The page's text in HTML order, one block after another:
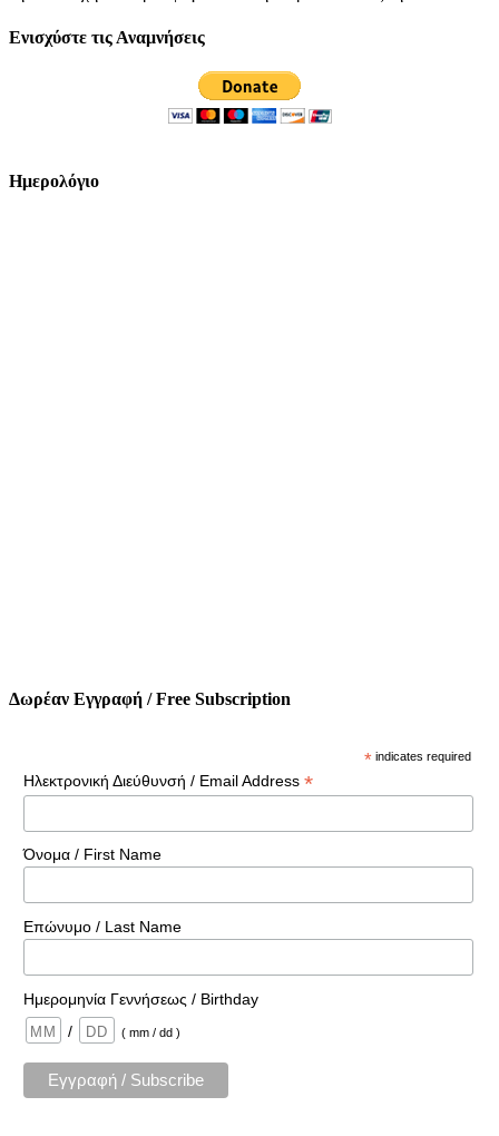
Ενισχύστε τις Αναμνήσεις
Ημερολόγιο
Δωρέαν Εγγραφή / Free Subscription
* indicates required
Ηλεκτρονική Διεύθυνσή / Email Address *
Όνομα / First Name
Επώνυμο / Last Name
Ημερομηνία Γεννήσεως / Birthday
/
( mm / dd )